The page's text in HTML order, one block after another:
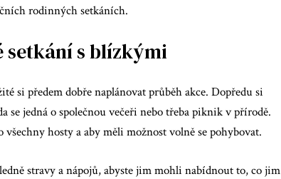
rodinných setkáních.
setkání s blízkými
si předem dobře naplánovat průběh akce. Dopředu si
se jedná o společnou večeři nebo třeba piknik v přírodě.
hosty a aby měli možnost volně se pohybovat.
stravy a nápojů, abyste jim mohli nabídnout to, co jim